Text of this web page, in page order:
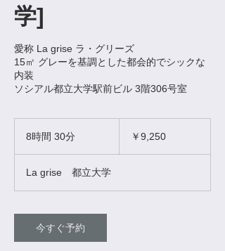
学]
愛称 La grise ラ・グリーズ
15㎡ グレーを基調とした都会的でシックな
内装
ソシアル都立大学駅前ビル 3階306号室
8時間 30分
3
0
￥9,250
La grise 都立大学
今すぐ予約